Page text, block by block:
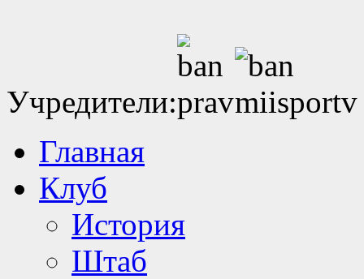
Учредители:
Главная
Клуб
История
Штаб